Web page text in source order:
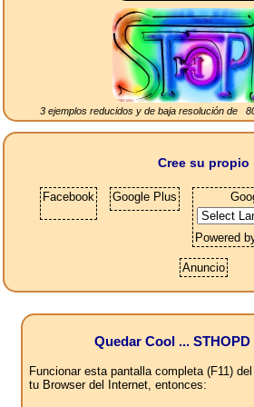
3 ejemplos reducidos y de baja resolución de
Cree su propio
Facebook Google Plus
Powered
Anuncio
Quedar Cool ...
Funcionar esta pantalla completa (F11)
tu Browser del Internet, entonces: